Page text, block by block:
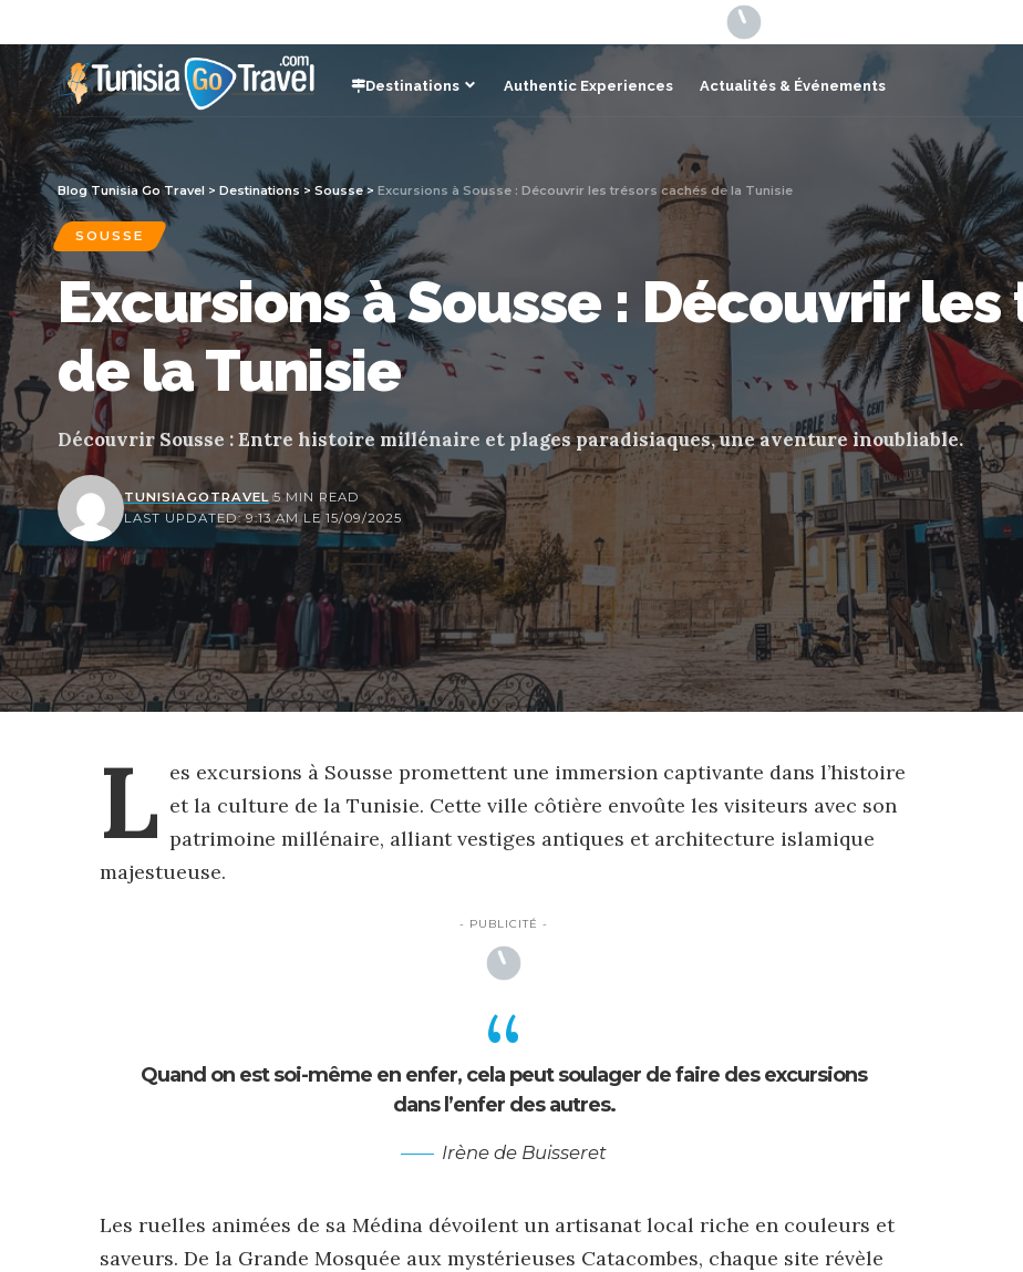
Destinations Authentic Experiences Actualités & Événements
Blog Tunisia Go Travel > Destinations > Sousse> Excursions à Sousse : Découvrir les trésors cachés de la Tunisie
SOUSSE
Excursions à Sousse : Découvrir
de la Tunisie
Découvrir Sousse : Entre histoire millénaire et plages paradisiaques, une aventure inoubliable.
LAST UPDATED: 9:13 AM LE 15/09/2025
TUNISIAGOTRAVEL 5 MIN READ
L es excursions à Sousse promettent une immersion captivante dans l’histoire
et la culture de la Tunisie. Cette ville côtière envoûte les visiteurs avec son
patrimoine millénaire, alliant vestiges antiques et architecture islamique
majestueuse.
- PUBLICITÉ -
Quand on est soi-même en enfer, cela peut soulager de faire des excursions
dans l’enfer des autres.
Irène de Buisseret
Les ruelles animées de sa Médina dévoilent un artisanat local riche en couleurs et
saveurs. De la Grande Mosquée aux mystérieuses Catacombes, chaque site révèle